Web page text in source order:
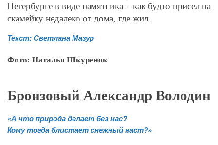
Петербурге в виде памятника – как будто присел на
скамейку недалеко от дома, где жил.
Текст: Светлана Мазур
Фото: Наталья Шкуренок
Бронзовый Александр Володин
«А что природа делает без нас?
Кому тогда блистает снежный наст?»